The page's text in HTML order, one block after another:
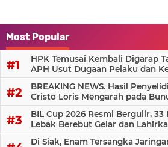
Most Popular
HPK Temusai Kembali Digarap
APH Usut Dugaan Pelaku dan
BREAKING NEWS. Hasil
Cristo Loris Mengarah pada
BIL Cup 2026 Resmi Bergulir, 33
Lebak Berebut Gelar dan
Di Siak, Enam Tersangka